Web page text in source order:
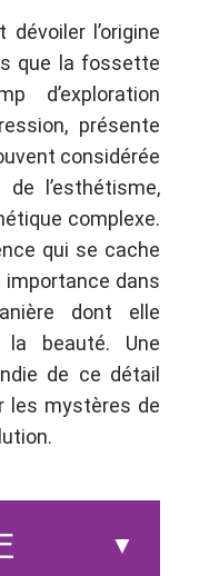
l’origine
que la fossette
d’exploration
présente
considérée
l’esthétisme,
complexe.
qui se cache
dans
dont elle
beauté. Une
de ce détail
les mystères de